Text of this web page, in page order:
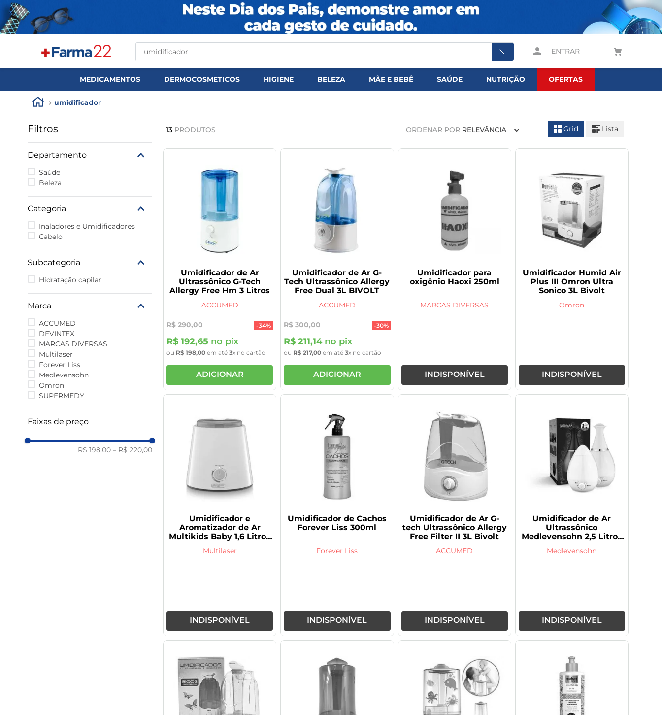
O que você procura?
ENTRAR
MEDICAMENTOS DERMOCOSMETICOS HIGIENE BELEZA MÃE E BEBÊ SAÚDE NUTRIÇÃO OFERTAS
umidificador
Filtros
Departamento
Saúde
Beleza
Categoria
Inaladores e Umidificadores
Cabelo
Subcategoria
Hidratação capilar
Marca
ACCUMED
DEVINTEX
MARCAS DIVERSAS
Multilaser
Forever Liss
Medlevensohn
Omron
SUPERMEDY
Faixas de preço
R$ 198,00 – R$ 220,00
13 PRODUTOS ORDENAR POR RELEVÂNCIA Grid Lista
Umidificador de Ar
Ultrassônico G-Tech
Allergy Free Hm 3 Litros
ACCUMED
R$ 290,00 -34%
R$ 192,65 no pix
ou R$ 198,00 em até 3x no cartão
ADICIONAR
Umidificador de Ar G-
Tech Ultrassônico Allergy
Free Dual 3L BIVOLT
ACCUMED
R$ 300,00 -30%
R$ 211,14no pix
ou R$ 217,00 em até3x no cartão
ADICIONAR
Umidificador para
oxigênio Haoxi 250ml
MARCAS DIVERSAS
INDISPONÍVEL
Umidificador Humid Air
Plus III Omron Ultra
Sonico 3L Bivolt
Omron
INDISPONÍVEL
Umidificador e
Aromatizador de Ar
Multikids Baby 1,6 Litros
Multilaser
INDISPONÍVEL
Umidificador de Cachos
Forever Liss 300ml
Forever Liss
INDISPONÍVEL
Umidificador de Ar G-
tech Ultrassônico Allergy
Free Filter II 3L Bivolt
ACCUMED
INDISPONÍVEL
Umidificador de Ar
Ultrassônico
Medlevensohn 2,5 Litros
Medlevensohn
INDISPONÍVEL